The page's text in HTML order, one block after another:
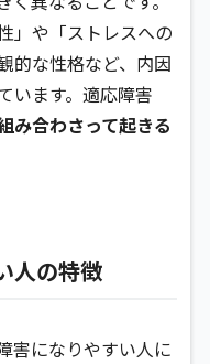
」や「ストレスへの
的な性格など、内因
います。適応障害
み合わさって起きる
人の特徴
害になりやすい人に